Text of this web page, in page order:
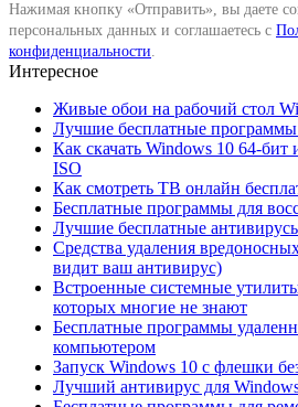
Нажимая кнопку «Отправить», вы даете
персональных данных и соглашаетесь с
конфиденциальности.
Интересное
Живые обои на рабочий стол
Лучшие бесплатные
Как скачать Windows 10 64-
ISO
Как смотреть ТВ онлайн
Бесплатные программы для
Лучшие бесплатные
Средства удаления
видит ваш антивирус)
Встроенные системные
которых многие не знают
Бесплатные программы
компьютером
Запуск Windows 10 с флешки
Лучший антивирус для